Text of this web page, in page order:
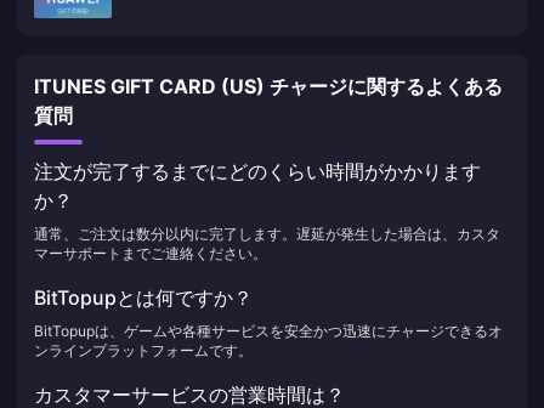
ITUNES GIFT CARD (US) チャージに関するよくある
質問
注文が完了するまでにどのくらい時間がかかります
か？
通常、ご注文は数分以内に完了します。遅延が発生した場合は、カスタ
マーサポートまでご連絡ください。
BitTopupとは何ですか？
BitTopupは、ゲームや各種サービスを安全かつ迅速にチャージできるオ
ンラインプラットフォームです。
カスタマーサービスの営業時間は？